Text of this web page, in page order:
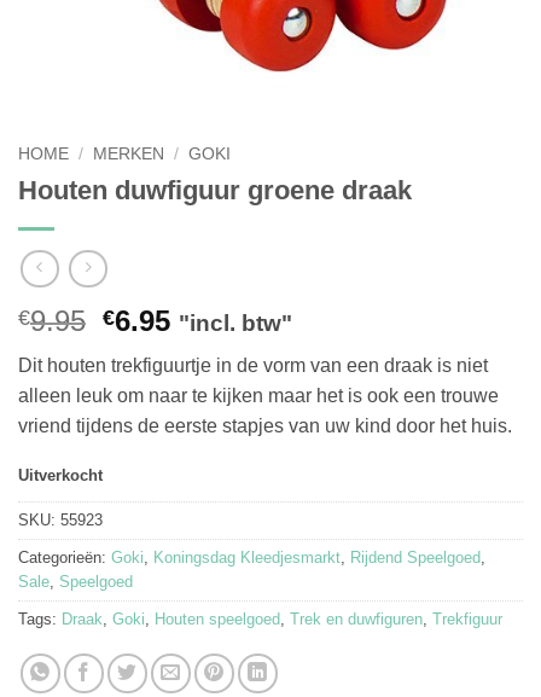
HOME / MERKEN / GOKI
Houten duwfiguur groene draak
€9.95 Oorspronkelijke
prijs
was:
€9.95.
€6.95Huidige
prijs
is:
€6.95.
"incl. btw"
Dit houten trekfiguurtje in de vorm van een draak is niet
alleen leuk om naar te kijken maar het is ook een trouwe
vriend tijdens de eerste stapjes van uw kind door het huis.
Uitverkocht
SKU: 55923
Categorieën: Goki, Koningsdag Kleedjesmarkt, Rijdend Speelgoed,
Sale, Speelgoed
Tags: Draak, Goki, Houten speelgoed, Trek en duwfiguren, Trekfiguur